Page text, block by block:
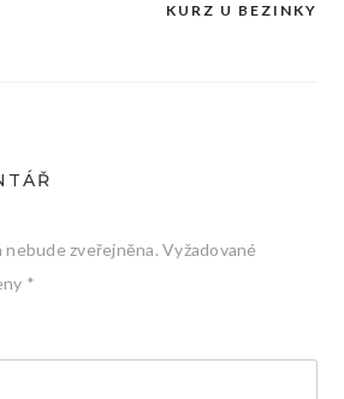
KURZ U BEZINKY
nebude zveřejněna. Vyžadované
*